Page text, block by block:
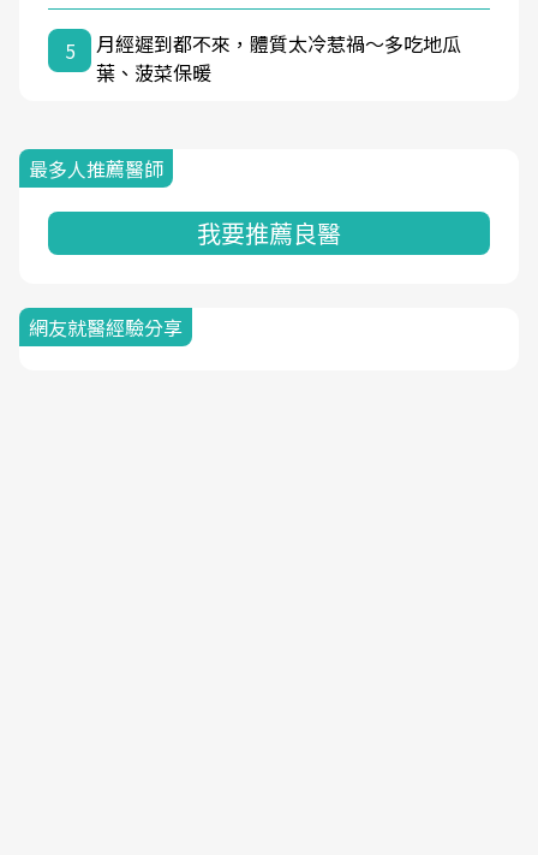
5
月經遲到都不來，體質太冷惹禍〜多吃地瓜
葉、菠菜保暖
最多人推薦醫師
我要推薦良醫
網友就醫經驗分享